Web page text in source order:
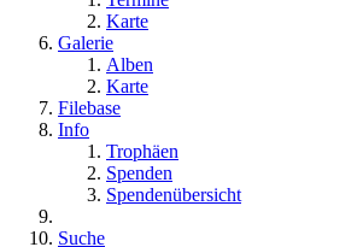
Karte
Galerie
Alben
Karte
Filebase
Info
Trophäen
Spenden
Spendenübersicht
Suche